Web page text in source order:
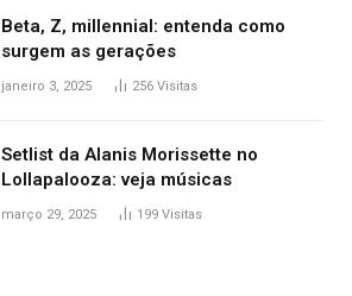
Beta, Z, millennial: entenda como
surgem as gerações
janeiro 3, 2025 256 Visitas
Setlist da Alanis Morissette no
Lollapalooza: veja músicas
março 29, 2025 199 Visitas